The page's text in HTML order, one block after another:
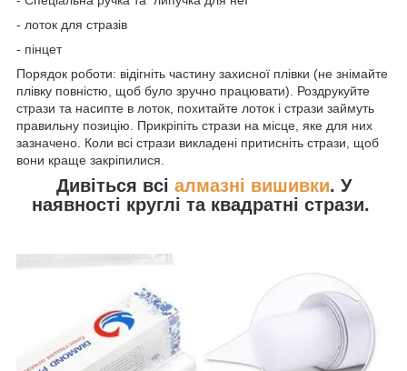
- лоток для стразів
- пінцет
Порядок роботи: відігніть частину захисної плівки (не знімайте
плівку повністю, щоб було зручно працювати). Роздрукуйте
стрази та насипте в лоток, похитайте лоток і стрази займуть
правильну позицію. Прикріпіть стрази на місце, яке для них
зазначено. Коли всі стрази викладені притисніть стрази, щоб
вони краще закріпилися.
Дивіться всі алмазні вишивки. У
наявності круглі та квадратні стрази.